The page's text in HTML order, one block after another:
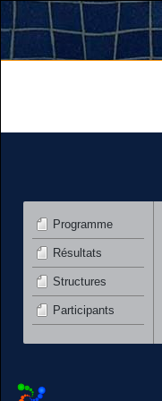
Programme
Résultats
Structures
Participants